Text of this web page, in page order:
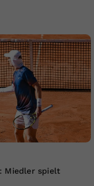
Miedler spielt